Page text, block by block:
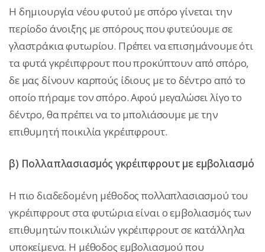
Η δημιουργία νέου φυτού με σπόρο γίνεται την
περίοδο άνοιξης με σπόρους που φυτεύουμε σε
γλαστράκια φυτωρίου. Πρέπει να επισημάνουμε ότι
τα φυτά γκρέιπφρουτ που προκύπτουν από σπόρο,
δε μας δίνουν καρπούς ίδιους με το δέντρο από το
οποίο πήραμε τον σπόρο. Αφού μεγαλώσει λίγο το
δέντρο, θα πρέπει να το μπολιάσουμε με την
επιθυμητή ποικιλία γκρέιπφρουτ.
β) Πολλαπλασιασμός γκρέιπφρουτ με εμβολιασμό
Η πιο διαδεδομένη μέθοδος πολλαπλασιασμού του
γκρέιπφρουτ στα φυτώρια είναι ο εμβολιασμός των
επιθυμητών ποικιλιών γκρέιπφρουτ σε κατάλληλα
υποκείμενα. Η μέθοδος εμβολιασμού που